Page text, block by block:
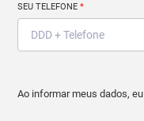
SEU TELEFONE*
Ao informar meus dados,